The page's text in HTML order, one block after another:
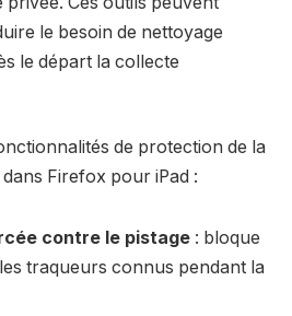
le besoin de nettoyage
le départ la collecte
de protection de la
Firefox pour iPad :
contre le pistage : bloque
traqueurs connus pendant la